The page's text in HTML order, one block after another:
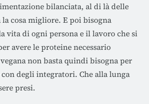
bilanciata, al di là delle
cosa migliore. E poi bisogna
vita di ogni persona e il lavoro che si
avere le proteine necessario
non basta quindi bisogna per
degli integratori. Che alla lunga
presi.